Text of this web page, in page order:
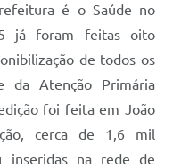
é o Saúde no
já foram feitas oito
de todos os
da Atenção Primária
foi feita em João
cerca de 1,6 mil
inseridas na rede de